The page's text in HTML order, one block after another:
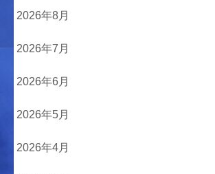
2026年8月
2026年7月
2026年6月
2026年5月
2026年4月